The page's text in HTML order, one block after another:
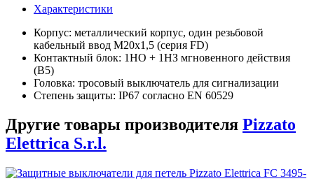
Характеристики
Корпус: металлический корпус, один резьбовой
кабельный ввод M20x1,5 (серия FD)
Контактный блок: 1НО + 1НЗ мгновенного действия
(B5)
Головка: тросовый выключатель для сигнализации
Степень защиты: IP67 согласно EN 60529
Другие товары производителя Pizzato
Elettrica S.r.l.